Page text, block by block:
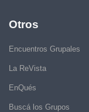
Otros
Encuentros Grupales
La ReVista
EnQués
Buscá los Grupos